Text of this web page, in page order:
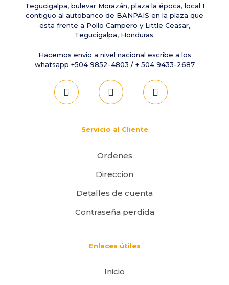
Tegucigalpa, bulevar Morazán, plaza la época, local 1
contiguo al autobanco de BANPAIS en la plaza que
esta frente a Pollo Campero y Little Ceasar,
Tegucigalpa, Honduras.
Hacemos envio a nivel nacional escribe a los
whatsapp +504 9852-4803 / + 504 9433-2687
Servicio al Cliente
Ordenes
Direccion
Detalles de cuenta
Contraseña perdida
Enlaces útiles
Inicio